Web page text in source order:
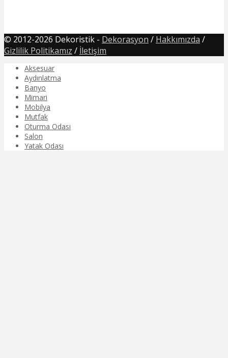
© 2012-2026 Dekoristik - Dekorasyon / Hakkımızda /
Gizlilik Politikamız / İletişim
Aksesuar
Aydınlatma
Banyo
Mimari
Mobilya
Mutfak
Oturma Odası
Salon
Yatak Odası